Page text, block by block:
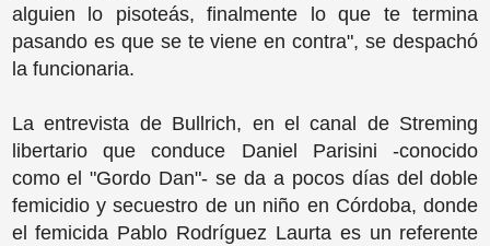
alguien lo pisoteás, finalmente lo que te termina
pasando es que se te viene en contra", se despachó
la funcionaria.
La entrevista de Bullrich, en el canal de Streming
libertario que conduce Daniel Parisini -conocido
como el "Gordo Dan"- se da a pocos días del doble
femicidio y secuestro de un niño en Córdoba, donde
el femicida Pablo Rodríguez Laurta es un referente